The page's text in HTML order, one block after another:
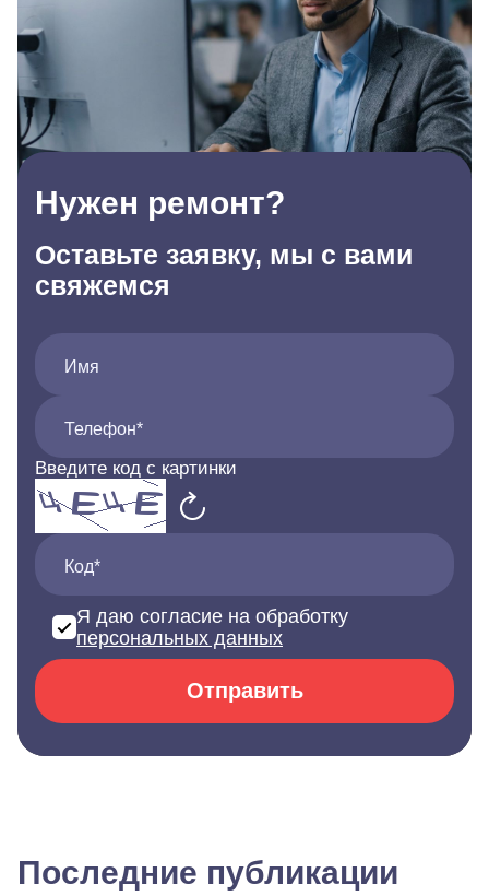
Нужен ремонт?
Оставьте заявку, мы с вами
свяжемся
Имя
Телефон*
Введите код с картинки
Код*
Я даю согласие на обработку
персональных данных
Отправить
Последние публикации